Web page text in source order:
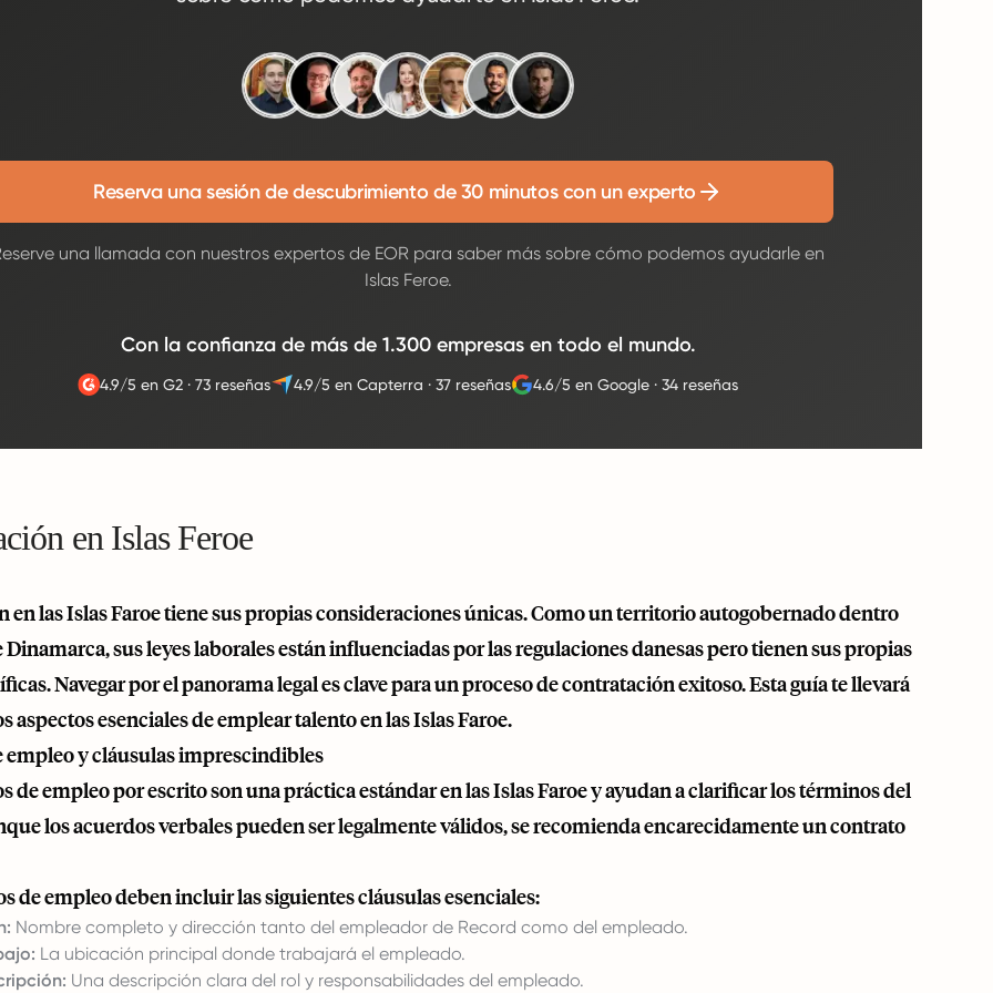
Reserva una sesión de descubrimiento de 30 minutos con un experto
una llamada con nuestros expertos de EOR para saber más sobre cómo podemos ayudarle en
Islas Feroe.
Con la confianza de más de 1.300 empresas en todo el mundo.
4.9/5 en G2 ·73 reseñas 4.9/5 en Capterra · 37 reseñas 4.6/5 en Google ·34 reseñas
en Islas Feroe
en las Islas Faroe tiene sus propias consideraciones únicas. Como un territorio autogobernado dentro
Dinamarca, sus leyes laborales están influenciadas por las regulaciones danesas pero tienen sus propias
Navegar por el panorama legal es clave para un proceso de contratación exitoso. Esta guía te llevará
aspectos esenciales de emplear talento en las Islas Faroe.
empleo y cláusulas imprescindibles
de empleo por escrito son una práctica estándar en las Islas Faroe y ayudan a clarificar los términos del
los acuerdos verbales pueden ser legalmente válidos, se recomienda encarecidamente un contrato
de empleo deben incluir las siguientes cláusulas esenciales:
Nombre completo y dirección tanto del empleador de Record como del empleado.
La ubicación principal donde trabajará el empleado.
Una descripción clara del rol y responsabilidades del empleado.